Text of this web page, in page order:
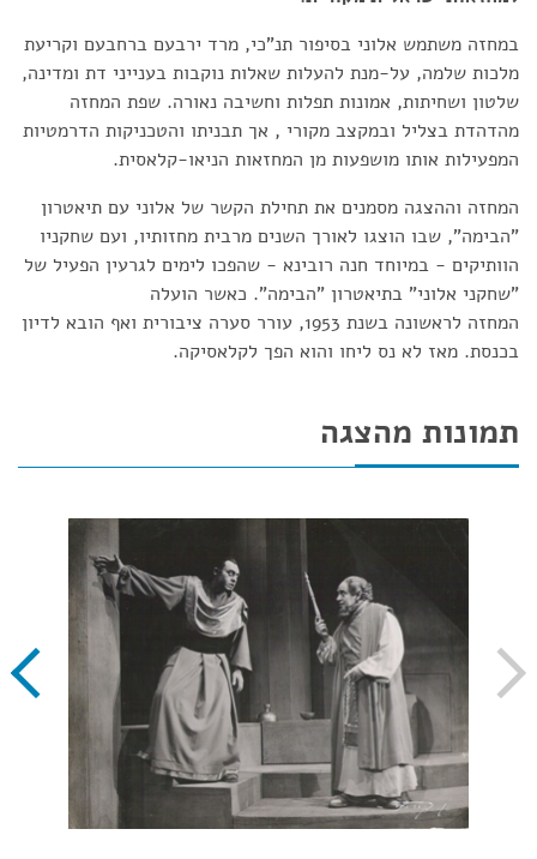
במחזה משתמש אלוני בסיפור תנ"כי, מרד ירבעם ברחבעם וקריעת
מלכות שלמה, על-מנת להעלות שאלות נוקבות בענייני דת ומדינה,
שלטון ושחיתות, אמונות תפלות וחשיבה נאורה. שפת המחזה
מהדהדת בצליל ובמקצב מקורי , אך תבניתו והטכניקות הדרמטיות
המפעילות אותו מושפעות מן המחזאות הניאו-קלאסית.
המחזה וההצגה מסמנים את תחילת הקשר של אלוני עם תיאטרון
"הבימה", שבו הוצגו לאורך השנים מרבית מחזותיו, ועם שחקניו
הוותיקים - במיוחד חנה רובינא - שהפכו לימים לגרעין הפעיל של
"שחקני אלוני" בתיאטרון "הבימה". כאשר הועלה
המחזה לראשונה בשנת 1953, עורר סערה ציבורית ואף הובא לדיון
בכנסת. מאז לא נס ליחו והוא הפך לקלאסיקה.
תמונות מהצגה